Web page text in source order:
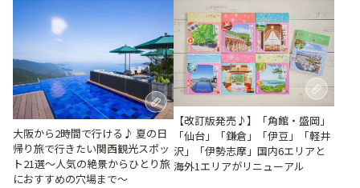
大阪から2時間で行ける♪ 夏の日
帰り旅で行きたい関西観光スポッ
ト21選～人気の絶景からひとり旅
におすすめの穴場まで～
【改訂版発売♪】「角館・盛岡」
「仙台」「鎌倉」「伊豆」「軽井
沢」「伊勢志摩」国内6エリアと
海外1エリアがリニューアル